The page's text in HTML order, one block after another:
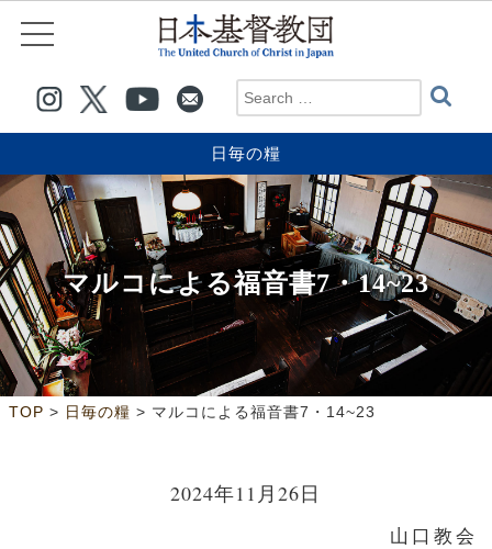
日毎の糧
マルコによる福音書7・14~23
TOP > 日毎の糧 > マルコによる福音書7・14~23
2024年11月26日
山口教会